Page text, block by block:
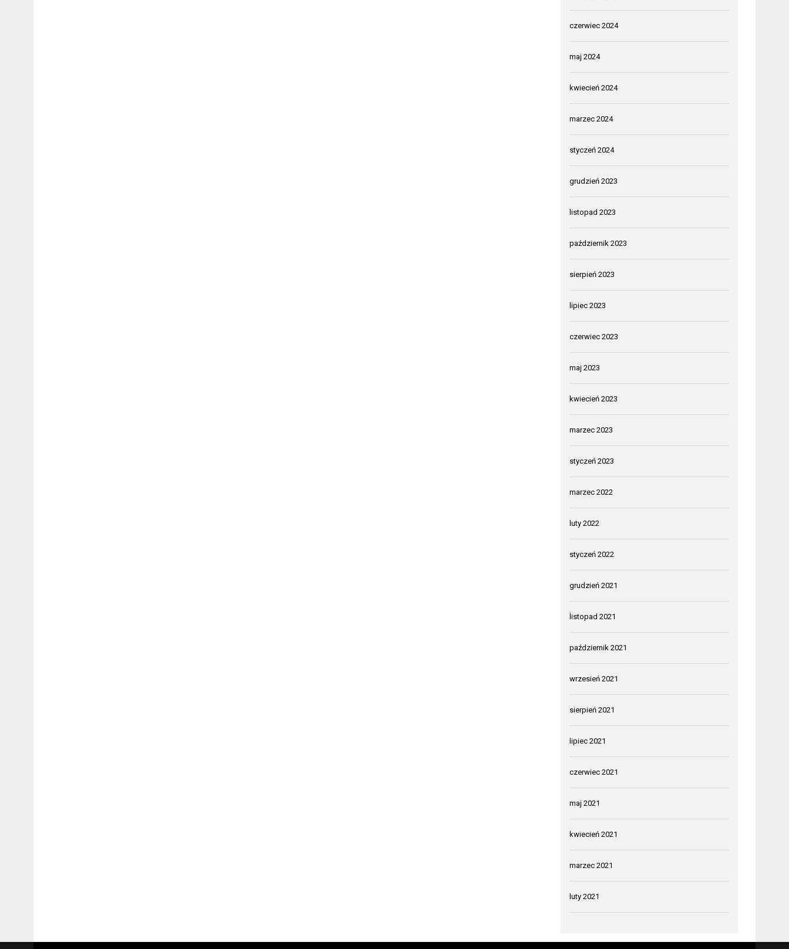
czerwiec 2024
maj 2024
kwiecień 2024
marzec 2024
styczeń 2024
grudzień 2023
listopad 2023
październik 2023
sierpień 2023
lipiec 2023
czerwiec 2023
maj 2023
kwiecień 2023
marzec 2023
styczeń 2023
marzec 2022
luty 2022
styczeń 2022
grudzień 2021
listopad 2021
październik 2021
wrzesień 2021
sierpień 2021
lipiec 2021
czerwiec 2021
maj 2021
kwiecień 2021
marzec 2021
luty 2021